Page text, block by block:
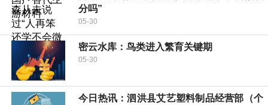
分吗”
05-30
密云水库：鸟类进入繁育关键期
05-30
今日热讯：泗洪县艾艺塑料制品经营部（个